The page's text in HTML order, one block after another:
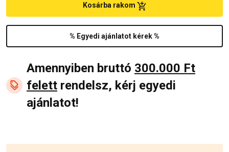
% Egyedi ajánlatot kérek %
Kosárba rakom
Amennyiben bruttó 300.000 Ft
felett rendelsz, kérj egyedi
ajánlatot!